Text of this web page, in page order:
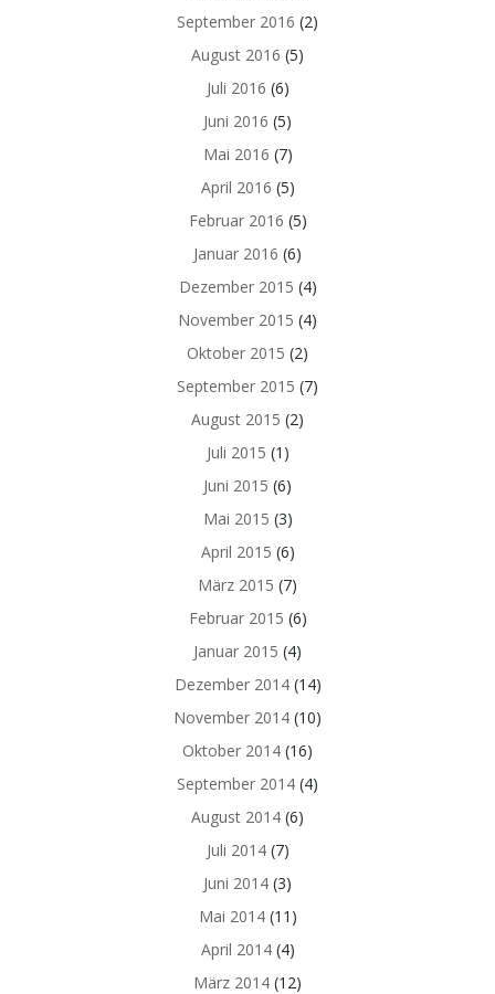
September 2016 (2)
August 2016 (5)
Juli 2016 (6)
Juni 2016 (5)
Mai 2016 (7)
April 2016 (5)
Februar 2016 (5)
Januar 2016 (6)
Dezember 2015 (4)
November 2015 (4)
Oktober 2015 (2)
September 2015 (7)
August 2015 (2)
Juli 2015 (1)
Juni 2015 (6)
Mai 2015 (3)
April 2015 (6)
März 2015 (7)
Februar 2015 (6)
Januar 2015 (4)
Dezember 2014(14)
November 2014 (10)
Oktober 2014 (16)
September 2014 (4)
August 2014 (6)
Juli 2014(7)
Juni 2014 (3)
Mai 2014(11)
April 2014(4)
März 2014 (12)